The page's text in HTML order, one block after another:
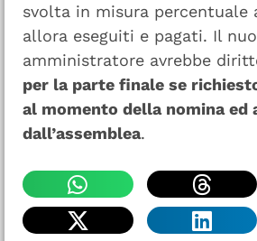
svolta in misura percentuale
allora eseguiti e pagati. Il
amministratore avrebbe
per la parte finale se
al momento della nomina ed
dall’assemblea.